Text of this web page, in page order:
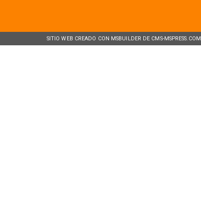
SITIO WEB CREADO CON MSBUILDER DE CMS-MSPRESS.COM